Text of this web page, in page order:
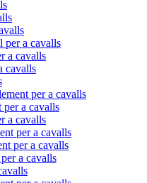
per a cavalls
a cavalls
cavalls
per a cavalls
per a cavalls
a cavalls
per a cavalls
per a cavalls
a cavalls